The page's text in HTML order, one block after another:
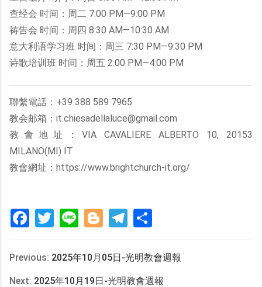
查经会 时间：周二 7:00 PM—9:00 PM
祷告会 时间：周四 8:30 AM—10:30 AM
意大利语学习班 时间：周三 7:30 PM—9:30 PM
诗歌培训班 时间：周五 2:00 PM—4:00 PM
聯繫電話：+39 388 589 7965
教会邮箱：it.chiesadellaluce@gmail.com
教會地址：VIA CAVALIERE ALBERTO 10, 20153
MILANO(MI) IT
教會網址：https://www.brightchurch-it.org/
FacebookTwitter Line Blogger Telegram
Previous: 2025年10月05日-光明教會週報
Next: 2025年10月19日-光明教會週報